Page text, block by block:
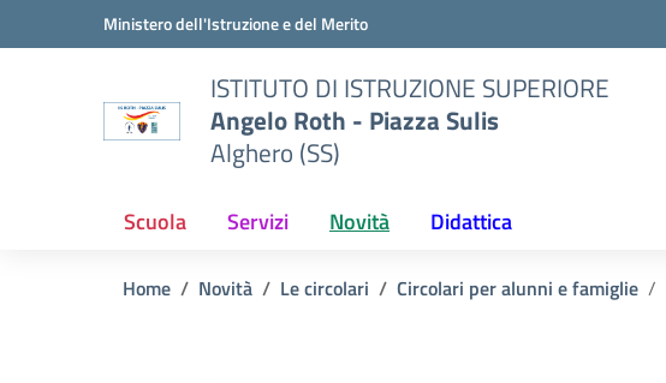
Vai ai contenuti
Vai al menu di navigazioneMinistero dell'Istruzione e del Merito
ISTITUTO DI ISTRUZIONE SUPERIORE
Angelo Roth - Piazza Sulis
Alghero (SS)
Scuola Servizi Novità Didattica
Home Novità Le circolari Circolari per alunni e famiglie